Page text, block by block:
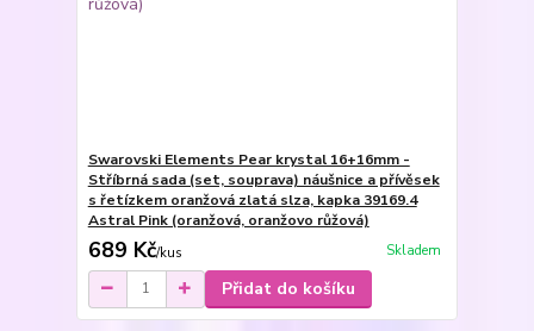
Swarovski Elements Pear krystal 16+16mm -
Stříbrná sada (set, souprava) náušnice a přívěsek
s řetízkem oranžová zlatá slza, kapka 39169.4
Astral Pink (oranžová, oranžovo růžová)
689 Kč/kus Skladem
Přidat do košíku